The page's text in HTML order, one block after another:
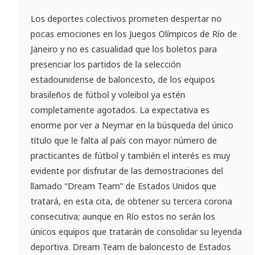
Los deportes colectivos prometen despertar no
pocas emociones en los Juegos Olímpicos de Río de
Janeiro y no es casualidad que los boletos para
presenciar los partidos de la selección
estadounidense de baloncesto, de los equipos
brasileños de fútbol y voleibol ya estén
completamente agotados. La expectativa es
enorme por ver a Neymar en la búsqueda del único
título que le falta al país con mayor número de
practicantes de fútbol y también el interés es muy
evidente por disfrutar de las demostraciones del
llamado “Dream Team” de Estados Unidos que
tratará, en esta cita, de obtener su tercera corona
consecutiva; aunque en Río estos no serán los
únicos equipos que tratarán de consolidar su leyenda
deportiva. Dream Team de baloncesto de Estados